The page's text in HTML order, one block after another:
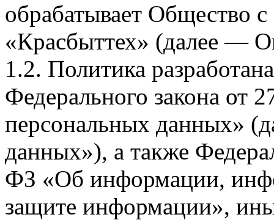
обрабатывает Общество
«Красбыттех» (далее —
1.2. Политика
Федерального закона
персональных данных»
данных»), а также
ФЗ «Об информации,
защите информации»,